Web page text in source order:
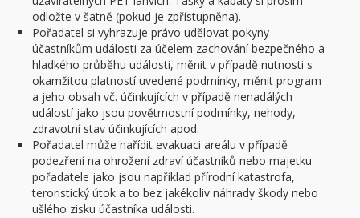
odložte v šatně (pokud je zpřístupněna).
Pořadatel si vyhrazuje právo udělovat pokyny
účastníkům události za účelem zachování bezpečného a
hladkého průběhu události, měnit v případě nutnosti s
okamžitou platností uvedené podmínky, měnit program
a jeho obsah vč. účinkujících v případě nenadálých
událostí jako jsou povětrnostní podmínky, nehody,
zdravotní stav účinkujících apod.
Pořadatel může nařídit evakuaci areálu v případě
podezření na ohrožení zdraví účastníků nebo majetku
pořadatele jako jsou například přírodní katastrofa,
teroristický útok a to bez jakékoliv náhrady škody nebo
ušlého zisku účastníka události.